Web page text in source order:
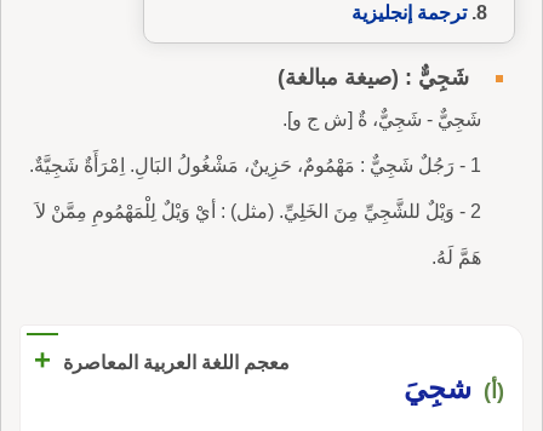
ترجمة إنجليزية
شَجِيٌّ : (صيغة مبالغة)
شَجِيٌّ - شَجِيٌّ، ةٌ [ش ج و].
1 - رَجُلٌ شَجِيٌّ : مَهْمُومٌ، حَزِينٌ، مَشْغُولُ البَالِ. اِمْرَأَةٌ شَجِيَّةٌ.
2 - وَيْلٌ للشَّجِيِّ مِنَ الخَلِيِّ. (مثل) : أيْ وَيْلٌ لِلْمَهْمُومِ مِمَّنْ لاَ
هَمَّ لَهُ.
معجم اللغة العربية المعاصرة +
(أ) شجِيَ